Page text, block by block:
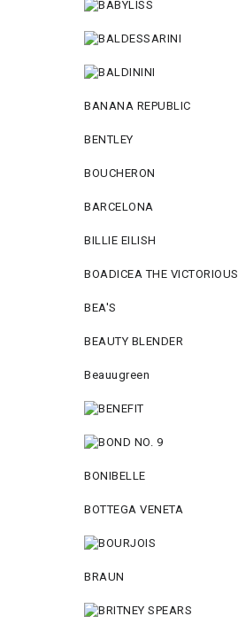
BANANA REPUBLIC
BENTLEY
BOUCHERON
BARCELONA
BILLIE EILISH
BOADICEA THE VICTORIOUS
BEA'S
BEAUTY BLENDER
Beauugreen
BONIBELLE
BOTTEGA VENETA
BRAUN